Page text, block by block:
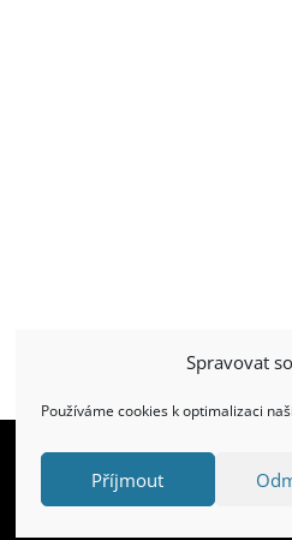
Spravovat
Používáme cookies k optimalizaci
Příjmout